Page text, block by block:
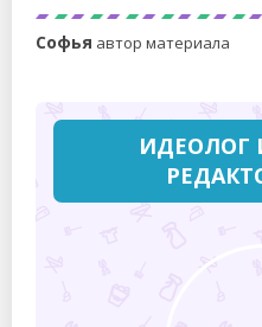
Софья автор материала
ИДЕОЛОГ